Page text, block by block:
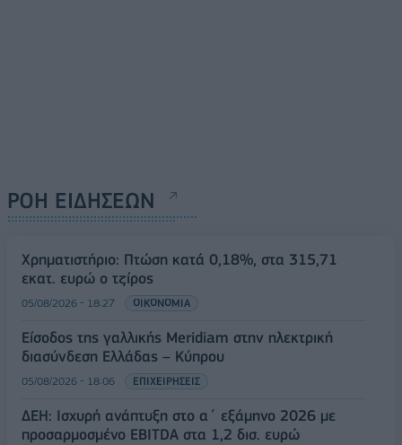
ΡΟΗ ΕΙΔΗΣΕΩΝ
Χρηματιστήριο: Πτώση κατά 0,18%, στα 315,71
εκατ. ευρώ ο τζίρος
05/08/2026 - 18:27 ΟΙΚΟΝΟΜΙΑ
Είσοδος της γαλλικής Meridiam στην ηλεκτρική
διασύνδεση Ελλάδας – Κύπρου
05/08/2026 - 18:06 ΕΠΙΧΕΙΡΗΣΕΙΣ
ΔΕΗ: Ισχυρή ανάπτυξη στο α΄ εξάμηνο 2026 με
προσαρμοσμένο EBITDA στα 1,2 δισ. ευρώ